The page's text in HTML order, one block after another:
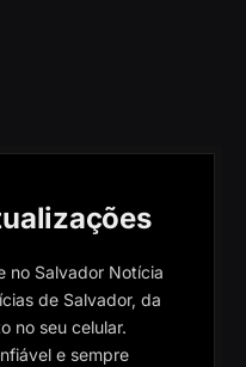
no Salvador Notícia
de Salvador, da
no seu celular.
e sempre